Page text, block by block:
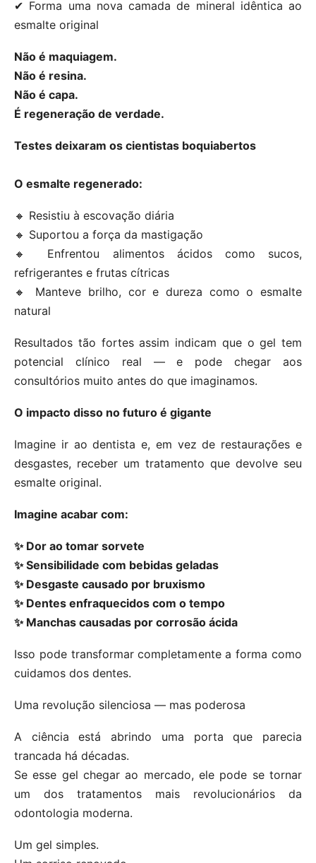
✔ Forma uma nova camada de mineral idêntica ao
esmalte original
Não é maquiagem.
Não é resina.
Não é capa.
É regeneração de verdade.
Testes deixaram os cientistas boquiabertos
O esmalte regenerado:
🔸 Resistiu à escovação diária
🔸 Suportou a força da mastigação
🔸 Enfrentou alimentos ácidos como sucos,
refrigerantes e frutas cítricas
🔸 Manteve brilho, cor e dureza como o esmalte
natural
Resultados tão fortes assim indicam que o gel tem
potencial clínico real — e pode chegar aos
consultórios muito antes do que imaginamos.
O impacto disso no futuro é gigante
Imagine ir ao dentista e, em vez de restaurações e
desgastes, receber um tratamento que devolve seu
esmalte original.
Imagine acabar com:
✨ Dor ao tomar sorvete
✨ Sensibilidade com bebidas geladas
✨ Desgaste causado por bruxismo
✨ Dentes enfraquecidos com o tempo
✨ Manchas causadas por corrosão ácida
Isso pode transformar completamente a forma como
cuidamos dos dentes.
Uma revolução silenciosa — mas poderosa
A ciência está abrindo uma porta que parecia
trancada há décadas.
Se esse gel chegar ao mercado, ele pode se tornar
um dos tratamentos mais revolucionários da
odontologia moderna.
Um gel simples.